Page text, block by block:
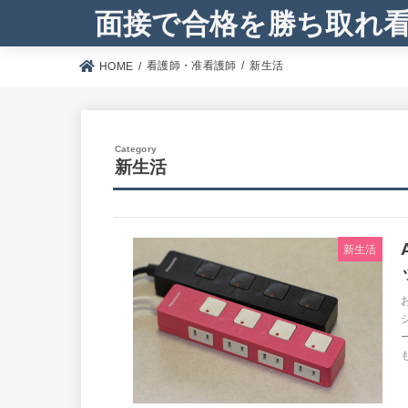
面接で合格を勝ち取れ
HOME 看護師・准看護師 新生活
新生活
新生活